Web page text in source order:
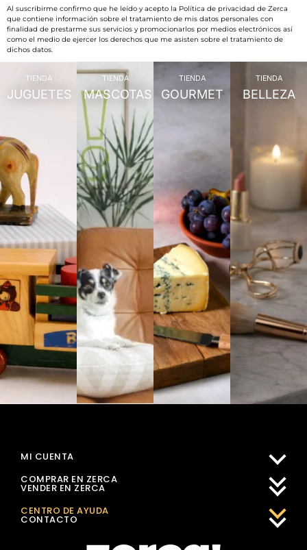
Al suscribirme confirmo que he leído y acepto la Política de privacidad de Zerca
que contiene información sobre el tratamiento de mis datos personales con
finalidad de prestarme sus servicios y promocionarlos por medios electrónicos así
como el medio de ejercer los derechos que me asisten sobre el tratamiento de
dichos datos.
TIENDA
JUGUETES
TIENDA
MASCOTAS
TIENDA
GOURMET
TIENDA
BELLEZA
MI CUENTA
COMPRAR EN ZERCA
VENDER EN ZERCA
CENTRO DE AYUDA
CONTACTO